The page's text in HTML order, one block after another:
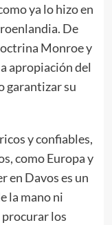
ya lo hizo en
De
Monroe y
apropiación del
garantizar su
y confiables,
como Europa y
en Davos es un
la mano ni
los